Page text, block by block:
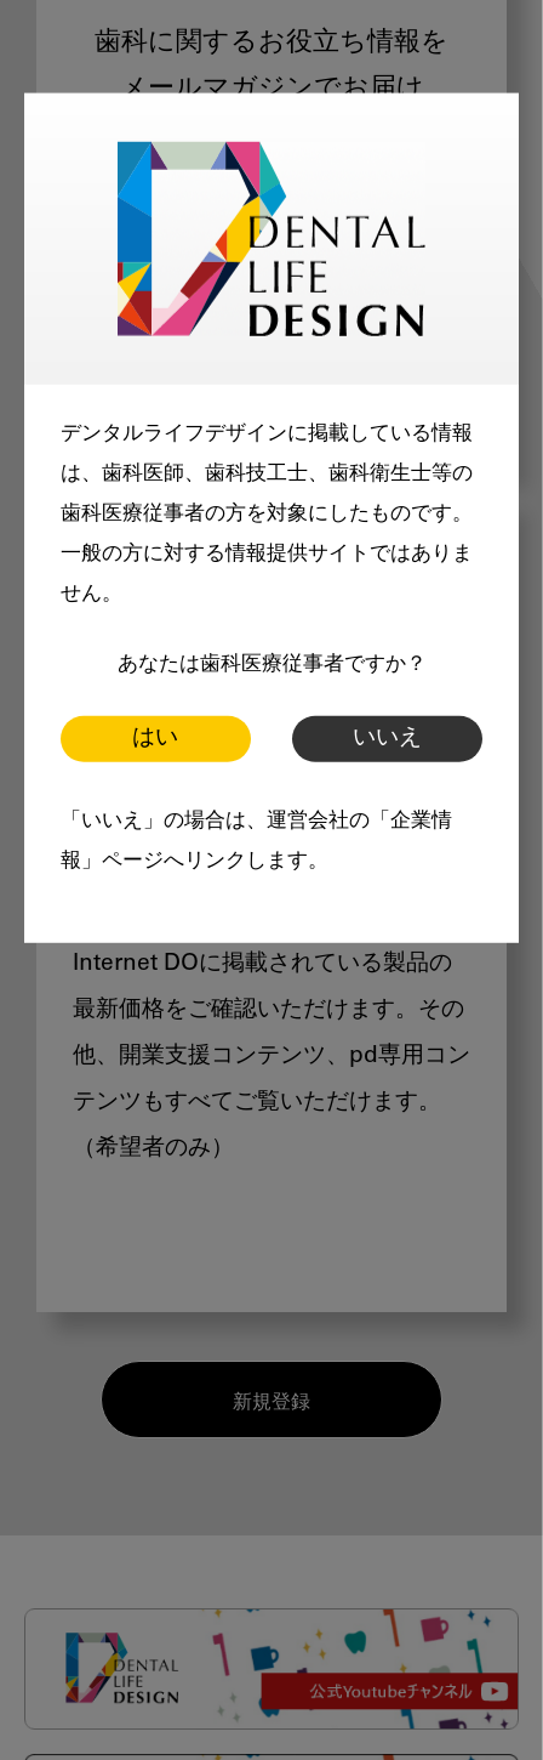
デンタルライフデザインに掲載している情報
は、歯科医師、歯科技工士、歯科衛生士等の
歯科医療従事者の方を対象にしたものです。
一般の方に対する情報提供サイトではありま
せん。
あなたは歯科医療従事者ですか？
はい いいえ
「いいえ」の場合は、運営会社の「企業情
報」ページへリンクします。
歯科に関するお役立ち情報を
メールマガジンでお届け
ご登録いただいた職種（歯科医師、歯
科衛生士、歯科技工士）に合わせた内
容のメールマガジンをお届けします。
メリット
製品価格も閲覧可能
Internet DOに掲載されている製品の
最新価格をご確認いただけます。その
他、開業支援コンテンツ、pd専用コン
テンツもすべてご覧いただけます。
（希望者のみ）
新規登録